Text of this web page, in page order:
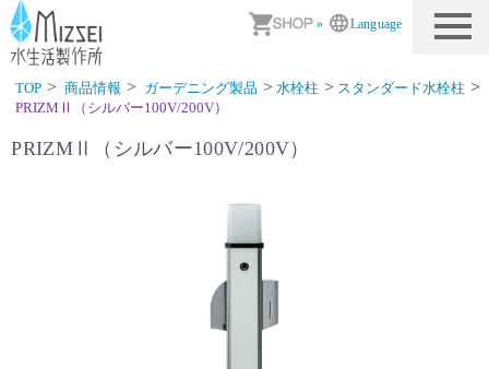
» Language
商品情報｜水生活製作所
TOP 商品情報 ガーデニング製品 水栓柱
スタンダード水栓柱
PRIZMⅡ（シルバー100V/200V）
PRIZMⅡ（シルバー100V/200V）